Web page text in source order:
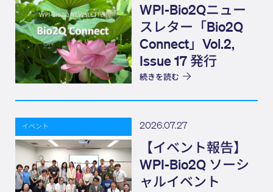
WPI-Bio2Qニュー
スレター「Bio2Q
Connect」Vol.2,
Issue 17 発行
続きを読む
イベント 2026.07.27
【イベント報告】
WPI-Bio2Q ソーシ
ャルイベント